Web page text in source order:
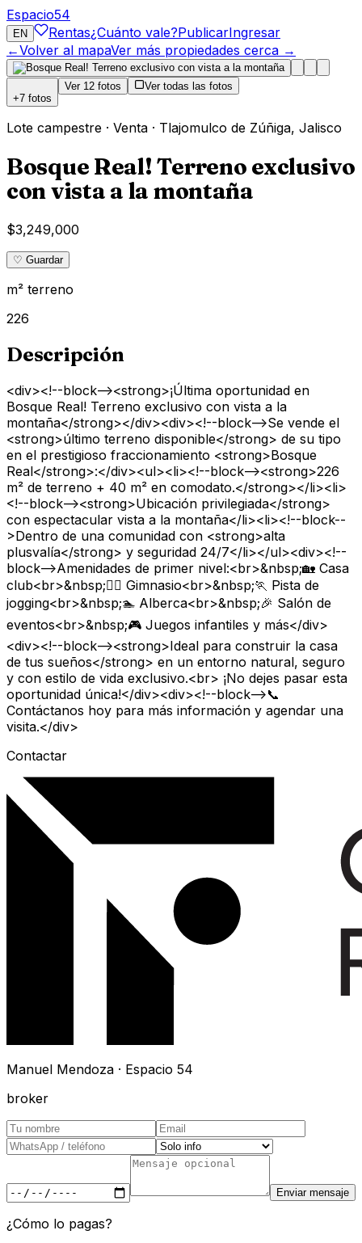
Espacio54
EN Rentas¿Cuánto vale?PublicarIngresar
←Volver al mapaVer más propiedades cerca →
+7 fotos
Ver 12 fotos Ver todas las fotos
Lote campestre · Venta · Tlajomulco de Zúñiga, Jalisco
Bosque Real! Terreno exclusivo
con vista a la montaña
$3,249,000
♡ Guardar
m² terreno
226
Descripción
<div><!--block--><strong>¡Última oportunidad en
Bosque Real! Terreno exclusivo con vista a la
montaña</strong></div><div><!--block-->Se vende el
<strong>último terreno disponible</strong> de su tipo
en el prestigioso fraccionamiento <strong>Bosque
Real</strong>:</div><ul><li><!--block--><strong>226
m² de terreno + 40 m² en comodato.</strong></li><li>
<!--block--><strong>Ubicación privilegiada</strong>
con espectacular vista a la montaña</li><li><!--block--
>Dentro de una comunidad con <strong>alta
plusvalía</strong> y seguridad 24/7</li></ul><div><!--
block-->Amenidades de primer nivel:<br>&nbsp;🏡 Casa
club<br>&nbsp;🏋️‍♀️ Gimnasio<br>&nbsp;🏃 Pista de
jogging<br>&nbsp;🏊 Alberca<br>&nbsp;🎉 Salón de
eventos<br>&nbsp;🎮 Juegos infantiles y más</div>
<div><!--block--><strong>Ideal para construir la casa
de tus sueños</strong> en un entorno natural, seguro
y con estilo de vida exclusivo.<br> ¡No dejes pasar esta
oportunidad única!</div><div><!--block-->📞
Contáctanos hoy para más información y agendar una
visita.</div>
Contactar
Manuel Mendoza · Espacio 54
broker
Enviar mensaje
¿Cómo lo pagas?